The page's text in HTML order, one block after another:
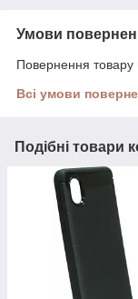
Умови
Повернення товару
Всі умови
Подібні товари